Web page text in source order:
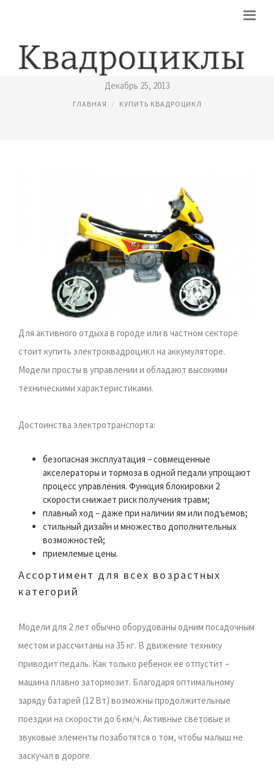
КУПИТЬ КВАДРОЦИКЛ ДЛЯ ДЕТЕЙ
Декабрь 25, 2013
ГЛАВНАЯ КУПИТЬ КВАДРОЦИКЛ
Для активного отдыха в городе или в частном секторе
стоит купить электроквадроцикл на аккумуляторе.
Модели просты в управлении и обладают высокими
техническими характеристиками.
Достоинства электротранспорта:
безопасная эксплуатация – совмещенные
акселераторы и тормоза в одной педали упрощают
процесс управления. Функция блокировки 2
скорости снижает риск получения травм;
плавный ход – даже при наличии ям или подъемов;
стильный дизайн и множество дополнительных
возможностей;
приемлемые цены.
Ассортимент для всех возрастных
категорий
Модели для 2 лет обычно оборудованы одним посадочным
местом и рассчитаны на 35 кг. В движение технику
приводит педаль. Как только ребенок ее отпустит –
машина плавно затормозит. Благодаря оптимальному
заряду батарей (12 Вт) возможны продолжительные
поездки на скорости до 6 км/ч. Активные световые и
звуковые элементы позаботятся о том, чтобы малыш не
заскучал в дороге.